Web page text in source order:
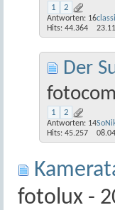
1 2
Antworten: 16
Hits: 44.364
Der
1 2
Antworten: 14
Hits: 45.257
fotolux -